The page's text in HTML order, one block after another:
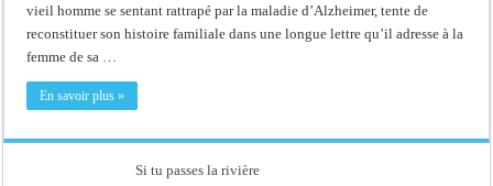
vieil homme se sentant rattrapé par la maladie d’Alzheimer, tente de
reconstituer son histoire familiale dans une longue lettre qu’il adresse à la
femme de sa …
En savoir plus »
Si tu passes la rivière